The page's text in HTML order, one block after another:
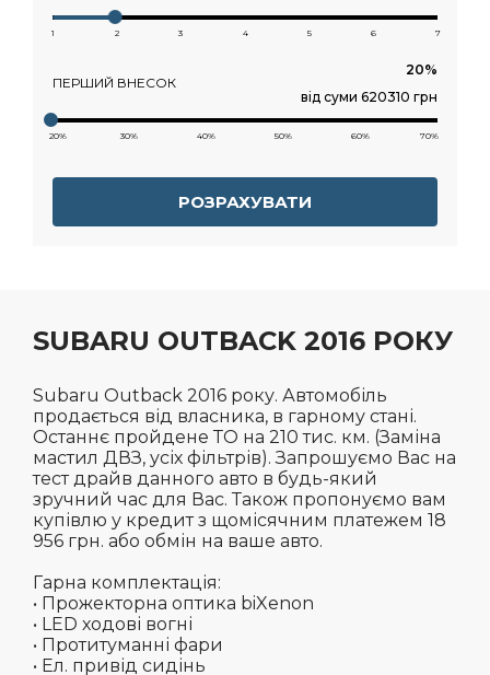
1 2 3 4 5 6 7
ПЕРШИЙ ВНЕСОК
від суми 620310 грн
20% 30% 40% 50% 60% 70%
РОЗРАХУВАТИ
SUBARU OUTBACK 2016 РОКУ
Subaru Outback 2016 року. Автомобіль
продається від власника, в гарному стані.
Останнє пройдене ТО на 210 тис. км. (Заміна
мастил ДВЗ, усіх фільтрів). Запрошуємо Вас на
тест драйв данного авто в будь-який
зручний час для Вас. Також пропонуємо вам
купівлю у кредит з щомісячним платежем 18
956 грн. або обмін на ваше авто.
Гарна комплектація:
• Прожекторна оптика biXenon
• LED ходові вогні
• Протитуманні фари
• Ел. привід сидінь